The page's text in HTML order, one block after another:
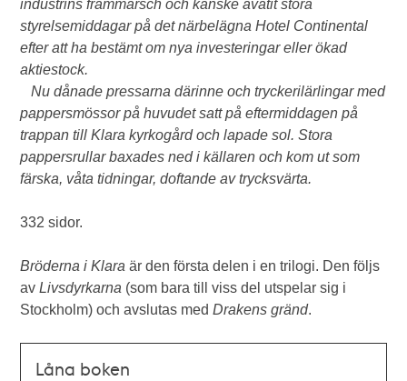
industrins frammarsch och kanske avätit stora
styrelsemiddagar på det närbelägna Hotel Continental
efter att ha bestämt om nya investeringar eller ökad
aktiestock.
Nu dånade pressarna därinne och tryckerilärlingar med
pappersmössor på huvudet satt på eftermiddagen på
trappan till Klara kyrkogård och lapade sol. Stora
pappersrullar baxades ned i källaren och kom ut som
färska, våta tidningar, doftande av trycksvärta.
332 sidor.
Bröderna i Klara är den första delen i en trilogi. Den följs
avLivsdyrkarna (som bara till viss del utspelar sig i
Stockholm) och avslutas medDrakens gränd.
Låna boken